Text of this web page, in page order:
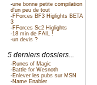
-une bonne petite compilation
d'un peu de tout
-FForces BF3 Higlights BETA
3
-FForces Sc2 Higlights
-18 min de FAIL !
-un devis ?
5 derniers dossiers...
-Runes of Magic
-Battle for Wesnoth
-Enlever les pubs sur MSN
-Name Enabler